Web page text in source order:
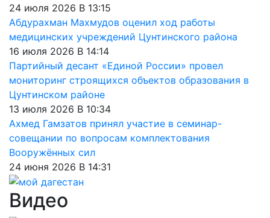
24 июля 2026 В 13:15
Абдурахман Махмудов оценил ход работы
медицинских учреждений Цунтинского района
16 июля 2026 В 14:14
Партийный десант «Единой России» провел
мониторинг строящихся объектов образования в
Цунтинском районе
13 июля 2026 В 10:34
Ахмед Гамзатов принял участие в семинар-
совещании по вопросам комплектования
Вооружённых сил
24 июня 2026 В 14:31
Видео